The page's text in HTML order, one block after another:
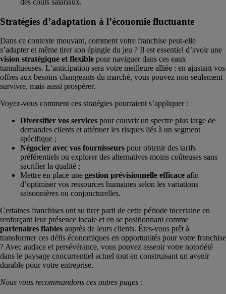
des coûts salariaux.
Stratégies d’adaptation à l’économie fluctuante
Dans ce contexte mouvant, comment votre franchise peut-elle
s’adapter et même tirer son épingle du jeu ? Il est essentiel d’avoir une
vision stratégique et flexible pour naviguer dans ces eaux
tumultueuses. L’anticipation sera votre meilleure alliée : en ajustant vos
offres aux besoins changeants du marché, vous pouvez non seulement
survivre, mais aussi prospérer.
Voyez-vous comment ces stratégies pourraient s’appliquer :
Diversifier vos services pour couvrir un spectre plus large de
demandes clients et atténuer les risques liés à un segment
spécifique ;
Négocier avec vos fournisseurs pour obtenir des tarifs
préférentiels ou explorer des alternatives moins coûteuses sans
sacrifier la qualité ;
Mettre en place une gestion prévisionnelle efficace afin
d’optimiser vos ressources humaines selon les variations
saisonnières ou conjoncturelles.
Certaines franchises ont su tirer parti de cette période incertaine en
renforçant leur présence locale et en se positionnant comme
partenaires fiables auprès de leurs clients. Êtes-vous prêt à
transformer ces défis économiques en opportunités pour votre franchise
? Avec audace et persévérance, vous pouvez asseoir votre notoriété
dans le paysage concurrentiel actuel tout en construisant un avenir
durable pour votre entreprise.
Nous vous recommandons ces autres pages :